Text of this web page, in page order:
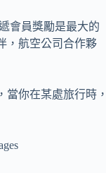
會員獎勵是最大的
，航空公司合作夥
當你在某處旅行時